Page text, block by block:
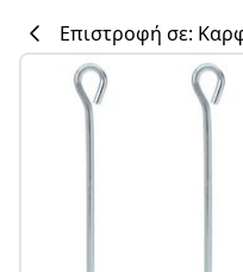
Επιστροφή σε: